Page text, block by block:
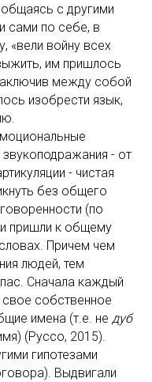
с другими
сами по себе, в
«вели войну всех
им пришлось
между собой
изобрести язык,
- от
- чистая
без общего
(по
пришли к общему
Причем чем
людей, тем
Сначала каждый
собственное
имена (т.е. не дуб
(Руссо, 2015).
гипотезами
Выдвигали